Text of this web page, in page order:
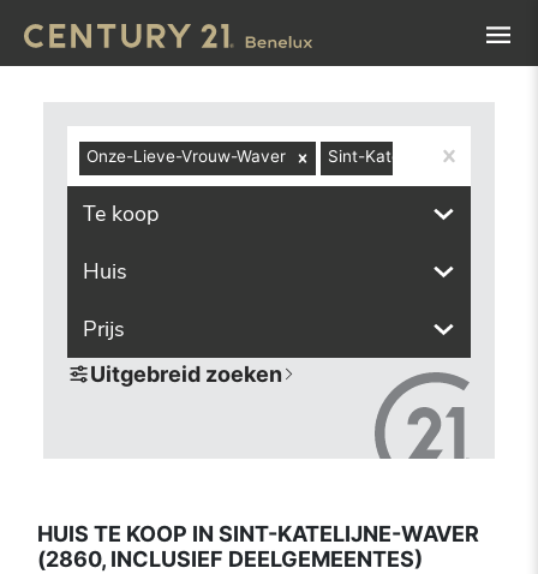
Onze-Lieve-Vrouw-Waver Sint-Katelijne-Waver
Te koop
Huis
Prijs
Uitgebreid zoeken
HUIS TE KOOP IN SINT-KATELIJNE-WAVER
(2860, INCLUSIEF DEELGEMEENTES)